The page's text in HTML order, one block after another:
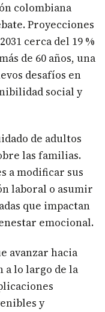
colombiana
Proyecciones
cerca del 19 %
de 60 años, una
desafíos en
social y
de adultos
las familias.
a modificar sus
laboral o asumir
que impactan
emocional.
avanzar hacia
a lo largo de la
y